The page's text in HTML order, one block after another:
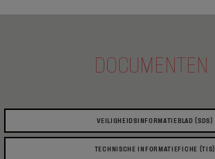
DOCUMENTEN
VEILIGHEIDSINFORMATIEBLAD (SDS)
TECHNISCHE INFORMATIEFICHE (TIS)